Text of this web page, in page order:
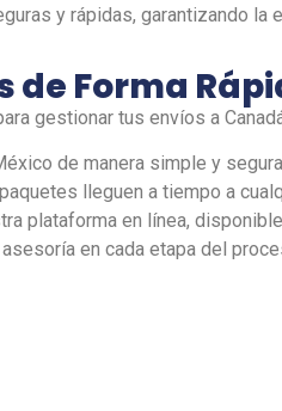
y rápidas, garantizando la
de Forma
gestionar tus envíos a
de manera simple y
lleguen a tiempo a
plataforma en línea,
en cada etapa del